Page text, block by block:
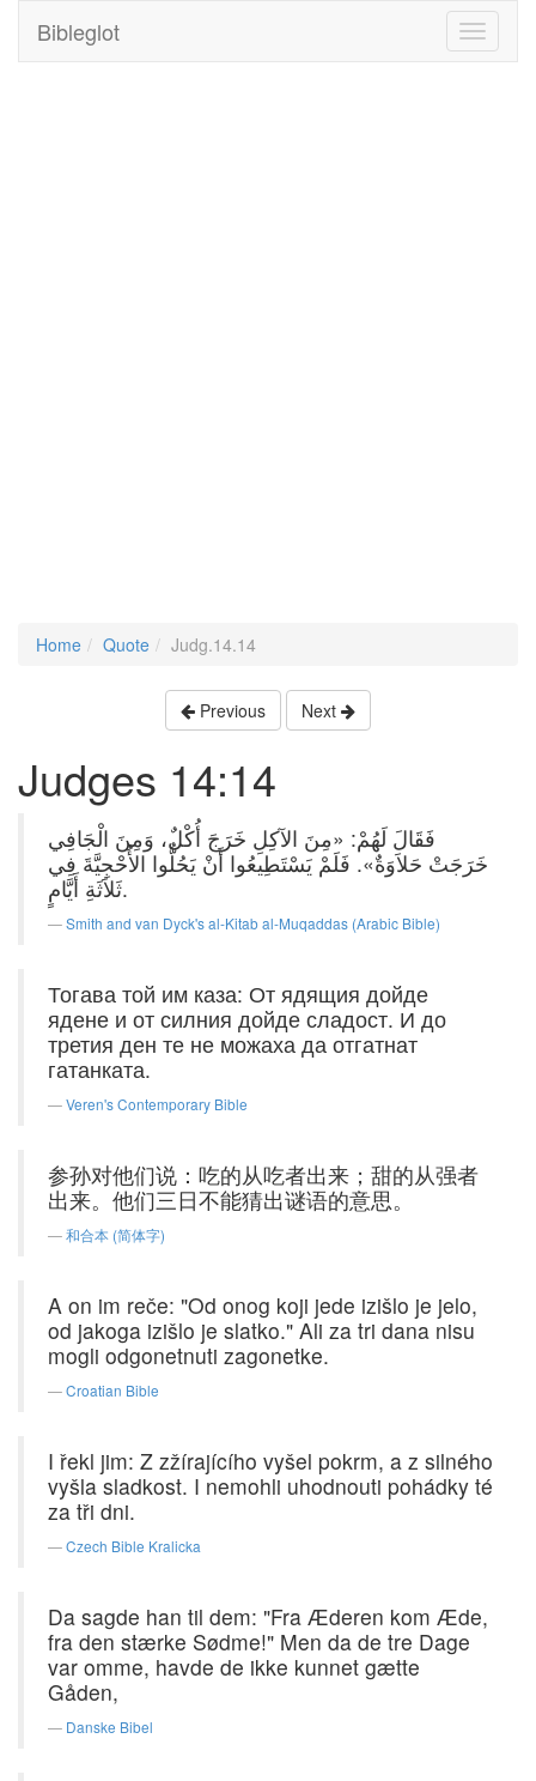
Toggle
Bibleglot
Home Quote Judg.14.14
Previous Next
Judges 14:14
فَقَالَ لَهُمْ: «مِنَ الآكِلِ خَرَجَ أُكْلٌ، وَمِنَ الْجَافِي
خَرَجَتْ حَلاَوَةٌ». فَلَمْ يَسْتَطِيعُوا أَنْ يَحُلُّوا الأُحْجِيَّةَ فِي
ثَلاَثَةِ أَيَّامٍ.
Smith and van Dyck's al-Kitab al-Muqaddas (Arabic Bible)
Тогава той им каза: От ядящия дойде
ядене и от силния дойде сладост. И до
третия ден те не можаха да отгатнат
гатанката.
Veren's Contemporary Bible
参孙对他们说：吃的从吃者出来；甜的从强者
出来。他们三日不能猜出谜语的意思。
和合本 (简体字)
A on im reče: "Od onog koji jede izišlo je jelo,
od jakoga izišlo je slatko." Ali za tri dana nisu
mogli odgonetnuti zagonetke.
Croatian Bible
I řekl jim: Z zžírajícího vyšel pokrm, a z silného
vyšla sladkost. I nemohli uhodnouti pohádky té
za tři dni.
Czech Bible Kralicka
Da sagde han til dem: "Fra Æderen kom Æde,
fra den stærke Sødme!" Men da de tre Dage
var omme, havde de ikke kunnet gætte
Gåden,
Danske Bibel